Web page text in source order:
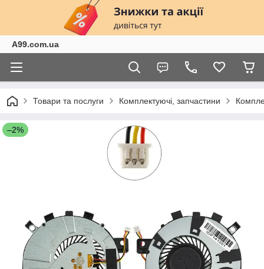
A99.com.ua
Товари та послуги Комплектуючі, запчастини
–2%